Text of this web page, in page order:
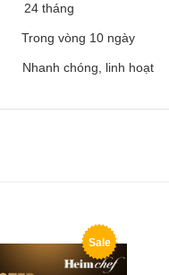
10 ngày
linh hoạt
Sale